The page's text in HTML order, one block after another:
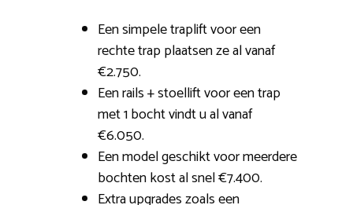
Een simpele traplift voor een
rechte trap plaatsen ze al vanaf
€2.750.
Een rails + stoellift voor een trap
met 1 bocht vindt u al vanaf
€6.050.
Een model geschikt voor meerdere
bochten kost al snel €7.400.
Extra upgrades zoals een